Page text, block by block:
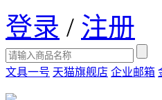
登录 / 注册
文具一号 天猫旗舰店 企业邮箱